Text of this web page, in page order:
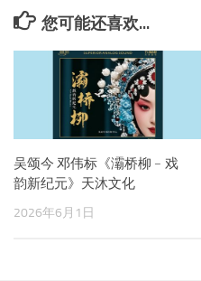
您可能还喜欢...
吴颂今 邓伟标《灞桥柳﹣戏
韵新纪元》天沐文化
2026年6月1日